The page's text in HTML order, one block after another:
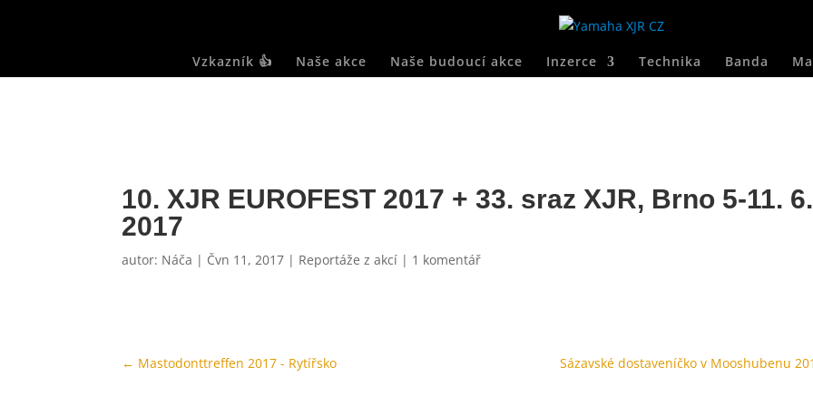
Vzkazník 👍 Naše akce Naše budoucí akce Inzerce Technika Banda
10. XJR EUROFEST 2017 + 33. sraz XJR, Brno 5-11. 6.
2017
autor: Náča | Čvn 11, 2017 | Reportáže z akcí | 1 komentář
← Mastodonttreffen 2017 - Rytířsko Sázavské dostaveníčko v Mooshubenu